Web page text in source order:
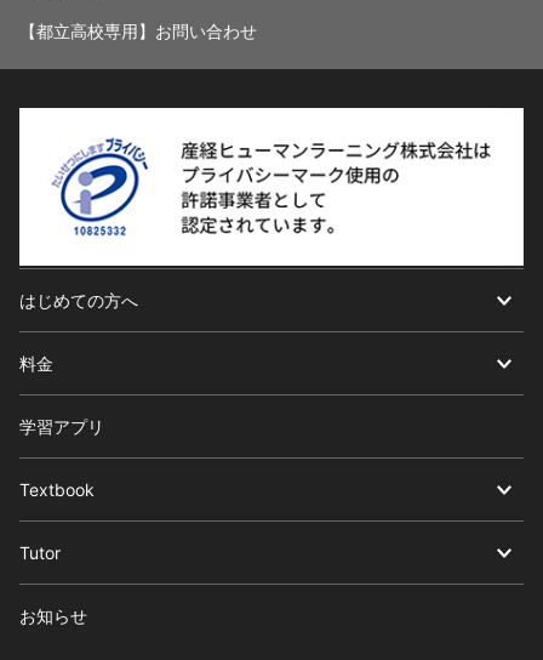
【都立高校専用】お問い合わせ
はじめての方へ
料金
学習アプリ
Textbook
Tutor
お知らせ